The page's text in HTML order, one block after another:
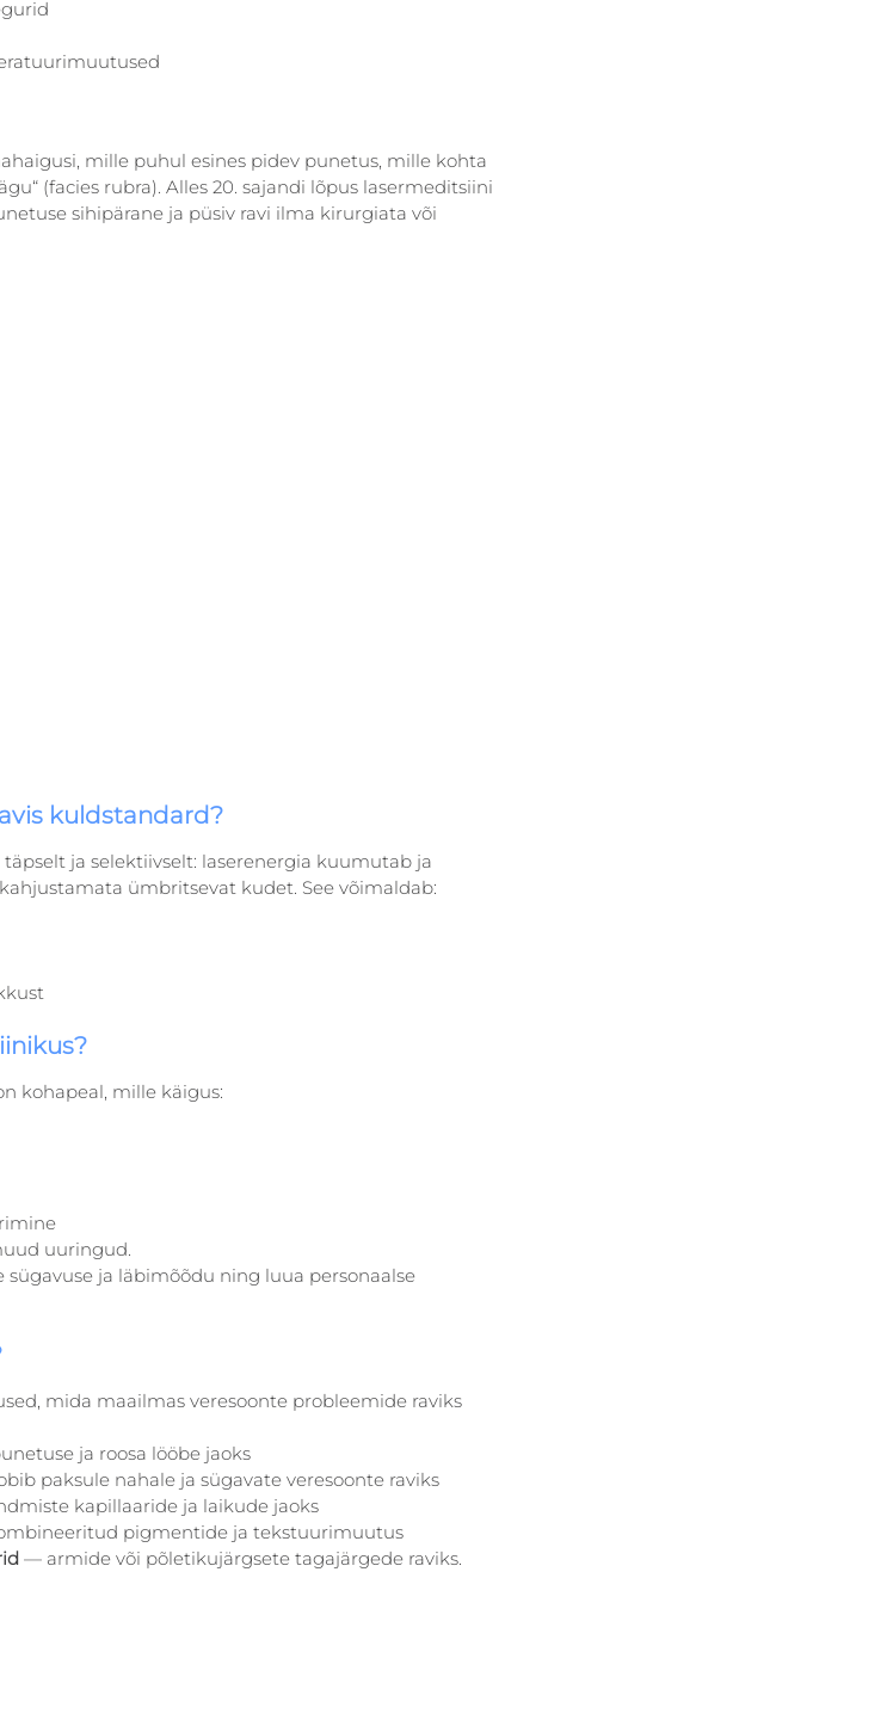
mille puhul esines pidev punetus, mille kohta
(facies rubra). Alles 20. sajandi lõpus lasermeditsiini
sihipärane ja püsiv ravi ilma kirurgiata või
kuldstandard?
ja selektiivselt: laserenergia kuumutab ja
ümbritsevat kudet. See võimaldab:
kohapeal, mille käigus:
uuringud.
ja läbimõõdu ning luua personaalse
mida maailmas veresoonte probleemide raviks
ja roosa lööbe jaoks
paksule nahale ja sügavate veresoonte raviks
kapillaaride ja laikude jaoks
pigmentide ja tekstuurimuutus
— armide või põletikujärgsete tagajärgede raviks.